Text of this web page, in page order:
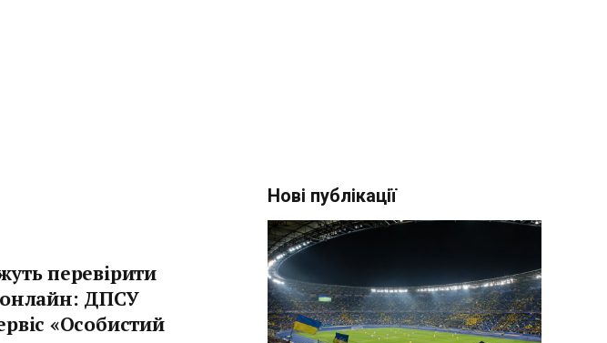
перевірити
онлайн: ДПСУ
«Особистий
Нові публікації